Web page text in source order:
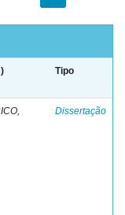
Tipo
Dissertação